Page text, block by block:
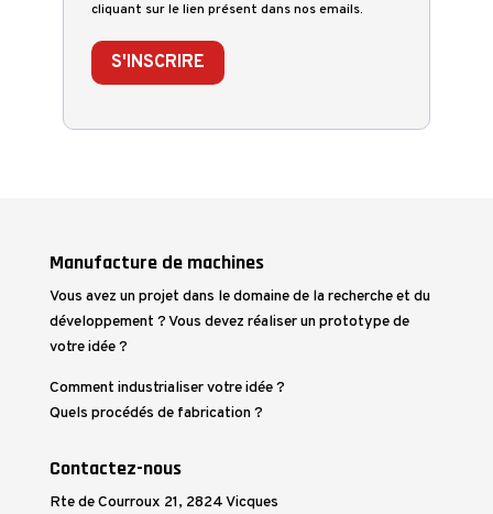
cliquant sur le lien présent dans nos emails.
S'INSCRIRE
Manufacture de machines
Vous avez un projet dans le domaine de la recherche et du
développement ? Vous devez réaliser un prototype de
votre idée ?
Comment industrialiser votre idée ?
Quels procédés de fabrication ?
Contactez-nous
Rte de Courroux 21, 2824 Vicques